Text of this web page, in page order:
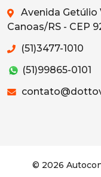
Avenida Getúlio
Canoas/RS - CEP
(51)3477-1010
(51)99865-0101
© 2026